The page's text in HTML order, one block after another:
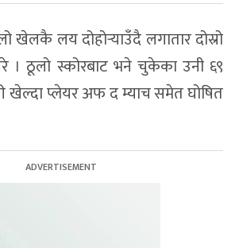
खेलकै लय दोहोर्‍याउँदै लगातार दोस्रो
। ठूलो स्कोरबाट भने चुकेका उनी ६९
खेल्दा प्लेयर अफ द म्याच समेत घोषित